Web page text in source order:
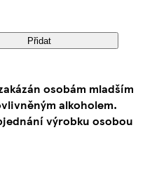
Přidat
osobám mladším
alkoholem.
výrobku osobou